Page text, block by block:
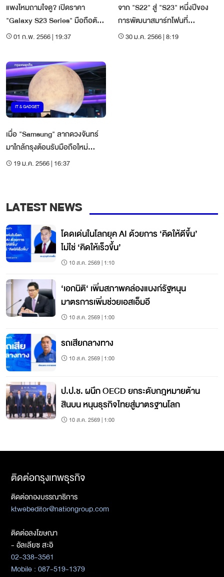
แพงไหมถามใจดู? เปิดราคา
"Galaxy S23 Series" มือถือตัวท็
อปรุ่นใหม่จาก Samsung
01 ก.พ. 2566 | 19:37
จาก "S22" สู่ "S23" หนึ่งปีของ
การพัฒนาสมาร์ทโฟนที่
"Samsung" มาถูกทางแล้ว
30 ม.ค. 2566 | 8:19
IT & GADGET
เมื่อ "Samsung" ลากดวงจันทร์
มาใกล้กรุงต้อนรับมือถือใหม่
"Galaxy S23 Ultra"
19 ม.ค. 2566 | 16:37
LATEST NEWS
โดดเด่นในโลกยุค AI ด้วยการ ‘คิดให้ดีขึ้น’
ไม่ใช่ ‘คิดให้เร็วขึ้น’
10 ส.ค. 2569 | 1:10
‘เอกนิติ‘ เพิ่มสภาพคล่องแบงก์รัฐหนุน
มาตรการเพิ่มช่วยเอสเอ็มอี
10 ส.ค. 2569 | 1:00
รถเสียกลางทาง
10 ส.ค. 2569 | 1:00
ป.ป.ช. ผนึก OECD ยกระดับกฎหมายต้าน
สินบน หนุนธุรกิจไทยสู่มาตรฐานโลก
10 ส.ค. 2569 | 1:00
ติดต่อกรุงเทพธุรกิจ
ติดต่อกองบรรณาธิการ
ktwebeditor@nationgroup.com
ติดต่อลงโฆษณา
- อัลเลียซ สะอิ
02-338-3561
Mobile : 087-519-1379